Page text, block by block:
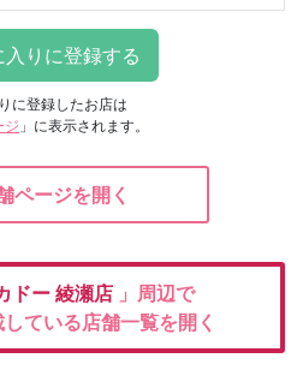
に登録したお店は
ジ 」に表示されます。
ページを開く
ドー 綾瀬店 」周辺で
ている店舗一覧を開く